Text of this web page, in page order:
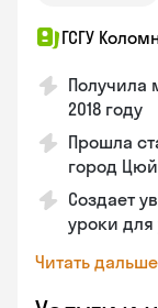
ГСГУ
Получила
2018 году
Прошла
город
Создает
уроки для
Читать дальше